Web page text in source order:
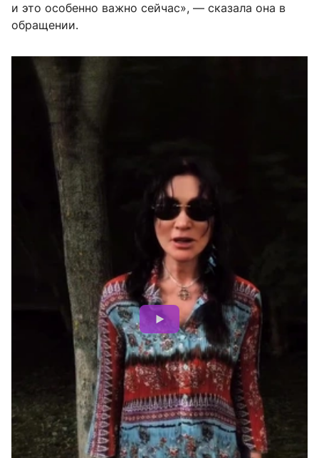
и это особенно важно сейчас», — сказала она в
обращении.